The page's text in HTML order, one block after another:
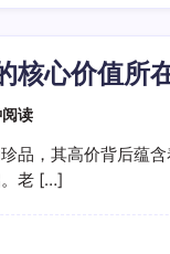
核心价值所
读
品，其高价背后蕴
。老 […]